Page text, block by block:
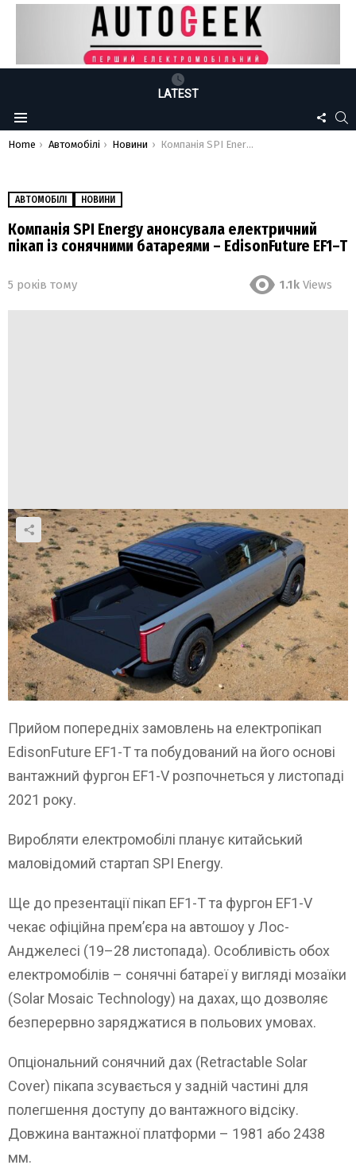
LATEST
Menu
US
You are here:
Home Автомобілі Новини Компанія SPI Energy анонсувала електричний пікап із сонячними батареями – EdisonFuture EF1–T
АВТОМОБІЛІ НОВИНИ
Компанія SPI Energy анонсувала електричний
пікап із сонячними батареями – EdisonFuture EF1–T
5 років тому 1.1k Views
Прийом попередніх замовлень на електропікап
EdisonFuture EF1-T та побудований на його основі
вантажний фургон EF1-V розпочнеться у листопаді
2021 року.
Виробляти електромобілі планує китайський
маловідомий стартап SPI Energy.
Ще до презентації пікап EF1-T та фургон EF1-V
чекає офіційна прем’єра на автошоу у Лос-
Анджелесі (19–28 листопада). Особливість обох
електромобілів – сонячні батареї у вигляді мозаїки
(Solar Mosaic Technology) на дахах, що дозволяє
безперервно заряджатися в польових умовах.
Опціональний сонячний дах (Retractable Solar
Cover) пікапа зсувається у задній частині для
полегшення доступу до вантажного відсіку.
Довжина вантажної платформи – 1981 або 2438
мм.